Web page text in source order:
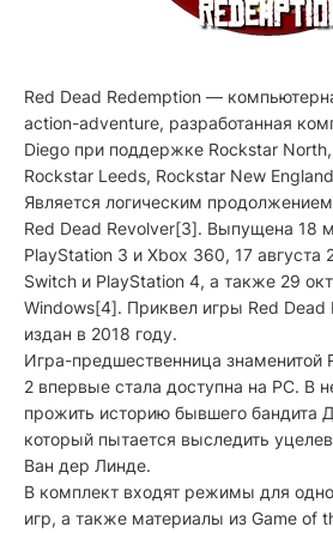
Red Dead Redemption —
action-adventure, разработанная
Diego при поддержке Rockstar
Rockstar Leeds, Rockstar New
Является логическим
Red Dead Revolver[3]. Выпущена 18
PlayStation 3 и Xbox 360, 17 августа
Switch и PlayStation 4, а также 29
Windows[4]. Приквел игры Red Dead
издан в 2018 году.
Игра-предшественница знаменитой
2 впервые стала доступна на PC. В
прожить историю бывшего бандита
который пытается выследить
Ван дер Линде.
В комплект входят режимы для
игр, а также материалы из Game of